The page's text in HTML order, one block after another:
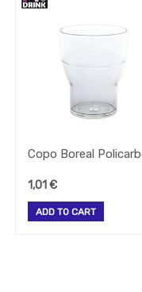
1,01 €
ADD TO CART